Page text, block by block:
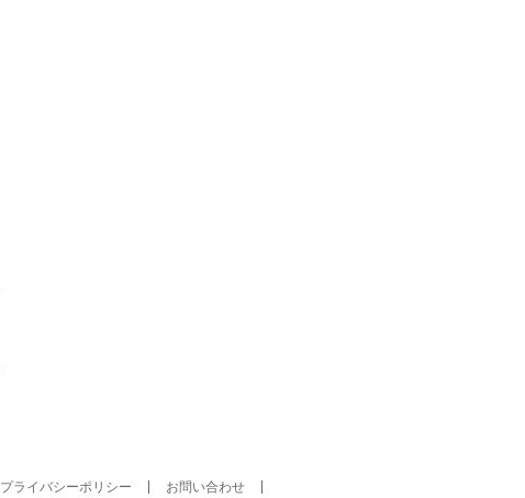
プライバシーポリシー お問い合わせ